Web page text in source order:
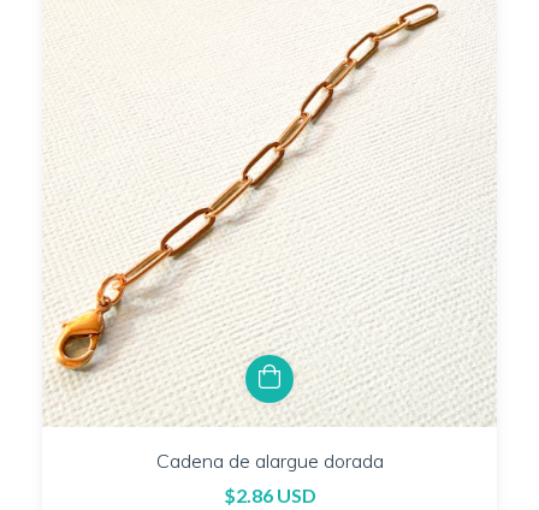
Cadena de alargue dorada
$2.86 USD